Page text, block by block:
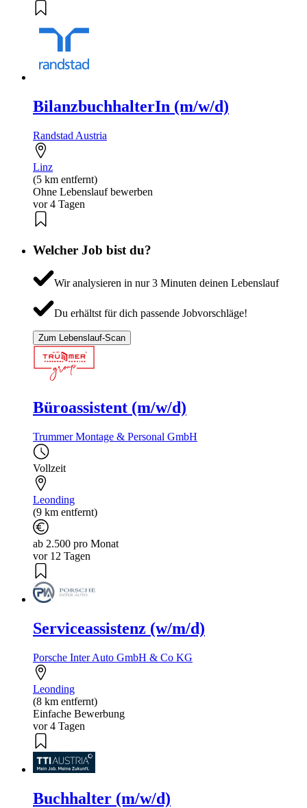
BilanzbuchhalterIn (m/w/d)
Randstad Austria
Linz
(5 km entfernt)
Ohne Lebenslauf bewerben
vor 4 Tagen
Welcher Job bist du?
Wir analysieren in nur 3 Minuten deinen Lebenslauf
Du erhältst für dich passende Jobvorschläge!
Zum Lebenslauf-Scan
Büroassistent (m/w/d)
Trummer Montage & Personal GmbH
Vollzeit
Leonding
(9 km entfernt)
ab 2.500 pro Monat
vor 12 Tagen
Serviceassistenz (w/m/d)
Porsche Inter Auto GmbH & Co KG
Leonding
(8 km entfernt)
Einfache Bewerbung
vor 4 Tagen
Buchhalter (m/w/d)